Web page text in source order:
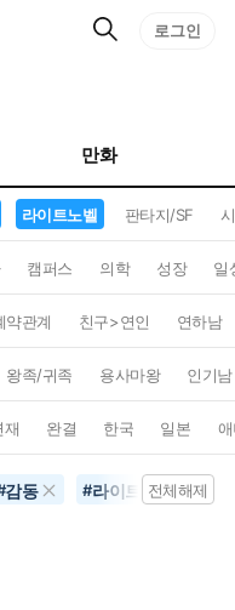
검
로그인
만화
라이트노벨 판타지/SF
캠퍼스 의학 성장 일
약관계 친구>연인 연하남
왕족/귀족 용사마왕 인기남
재 완결 한국 일본
감동 #라이트노벨전체해제